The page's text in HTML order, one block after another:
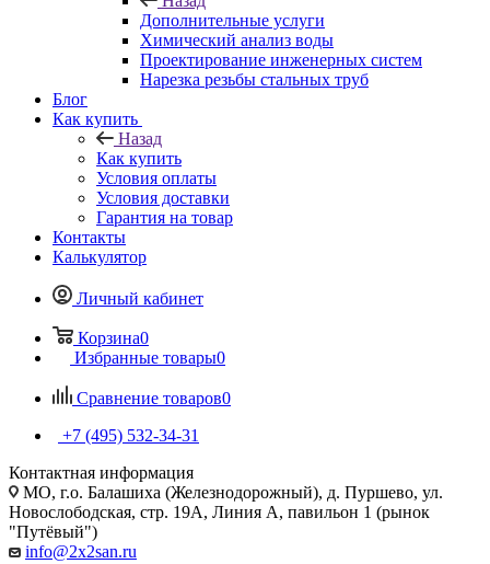
Дополнительные услуги
Химический анализ воды
Проектирование инженерных систем
Нарезка резьбы стальных труб
Блог
Как купить
Назад
Как купить
Условия оплаты
Условия доставки
Гарантия на товар
Контакты
Калькулятор
Личный кабинет
Корзина0
Избранные товары0
Сравнение товаров0
+7 (495) 532‑34‑31
Контактная информация
МО, г.о. Балашиха (Железнодорожный), д. Пуршево, ул.
Новослободская, стр. 19А, Линия А, павильон 1 (рынок
"Путёвый")
info@2x2san.ru